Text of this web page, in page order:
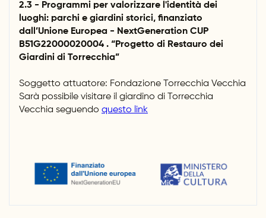
2.3 - Programmi per valorizzare l'identità dei
luoghi: parchi e giardini storici, finanziato
dall’Unione Europea - NextGeneration CUP
B51G22000020004 . “Progetto di Restauro dei
Giardini di Torrecchia”
Soggetto attuatore: Fondazione Torrecchia Vecchia
Sarà possibile visitare il giardino di Torrecchia
Vecchia seguendo questo link